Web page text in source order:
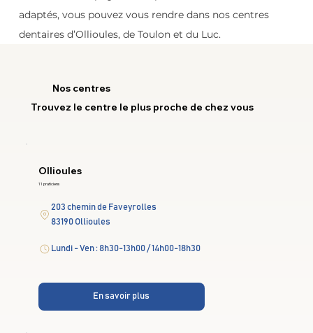
adaptés, vous pouvez vous rendre dans nos centres
dentaires d’Ollioules, de Toulon et du Luc.
Nos centres
Trouvez le centre le plus proche de chez vous
Ollioules
11 praticiens
203 chemin de Faveyrolles
83190 Ollioules
Lundi - Ven : 8h30-13h00 / 14h00-18h30
En savoir plus